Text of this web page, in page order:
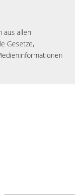
aus allen
Gesetze,